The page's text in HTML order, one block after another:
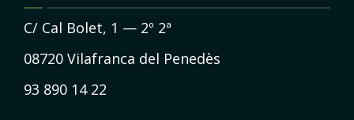
C/ Cal Bolet, 1 — 2º 2ª
08720 Vilafranca del Penedès
93 890 14 22